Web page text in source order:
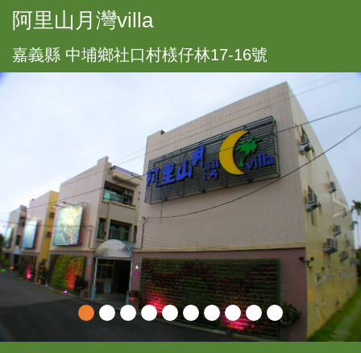
阿里山月灣villa
嘉義縣 中埔鄉社口村檨仔林17-16號